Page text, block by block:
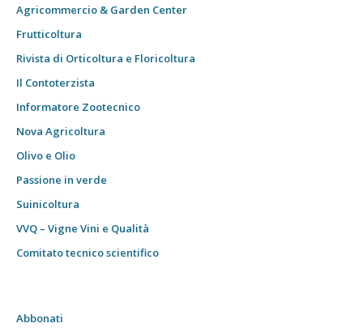
Agricommercio & Garden Center
Frutticoltura
Rivista di Orticoltura e Floricoltura
Il Contoterzista
Informatore Zootecnico
Nova Agricoltura
Olivo e Olio
Passione in verde
Suinicoltura
VVQ – Vigne Vini e Qualità
Comitato tecnico scientifico
Abbonati